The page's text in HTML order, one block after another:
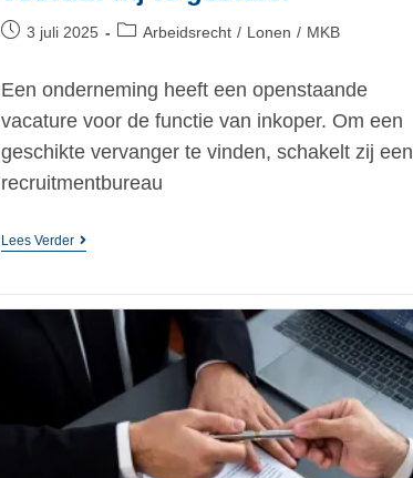
3 juli 2025 Arbeidsrecht / Lonen / MKB
Een onderneming heeft een openstaande
vacature voor de functie van inkoper. Om een
geschikte vervanger te vinden, schakelt zij een
recruitmentbureau
Lees Verder